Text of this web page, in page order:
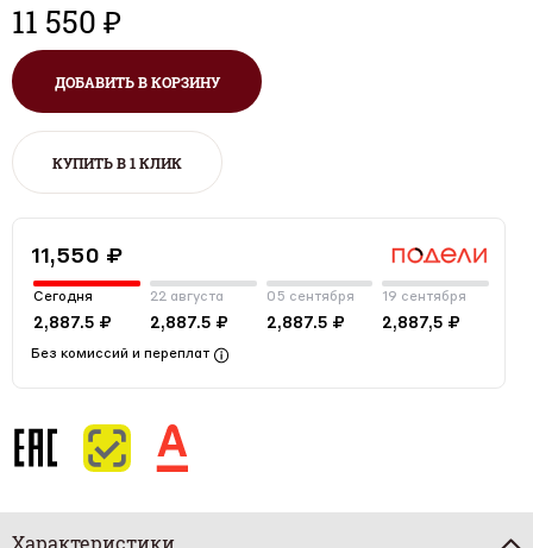
11 550 ₽
ДОБАВИТЬ В КОРЗИНУ
КУПИТЬ В 1 КЛИК
11,550 ₽
Сегодня
2,887.5 ₽
22 августа
2,887.5 ₽
05 сентября
2,887.5 ₽
19 сентября
2,887,5 ₽
Без комиссий и переплат
Характеристики